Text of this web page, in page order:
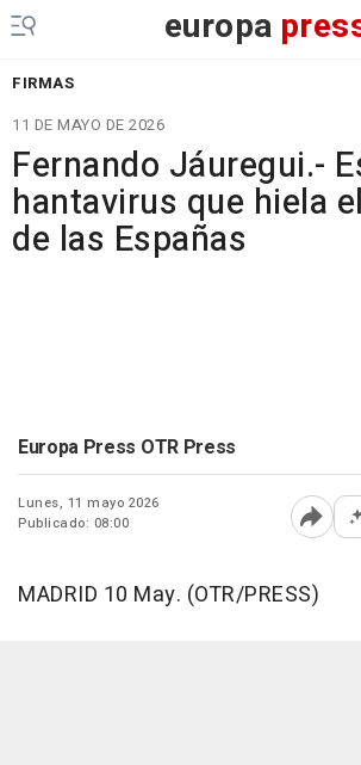
europa
FIRMAS
11 DE MAYO DE 2026
Fernando Jáuregui.-
hantavirus que hiela
de las Españas
Europa Press OTR Press
Lunes, 11 mayo 2026
Publicado: 08:00
Abrir
MADRID 10 May. (OTR/PRESS)